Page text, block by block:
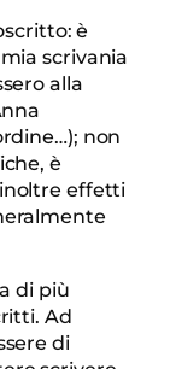
è
scrivania
alla
non
è
effetti
di più
Ad
di